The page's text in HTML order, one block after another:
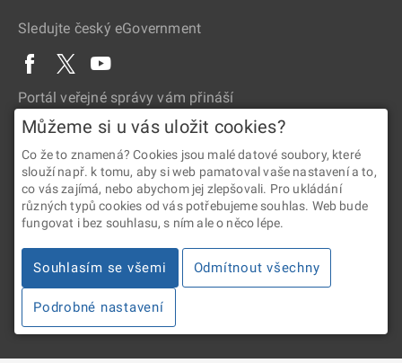
Sledujte český eGovernment
Portál veřejné správy vám přináší
2026 © Digitální a informační agentura • Informace jsou poskytovány
v souladu se zákonem č. 106/1999 Sb., o svobodném přístupu
Verze 4.2.288
Můžeme si u vás uložit cookies?
Co že to znamená? Cookies jsou malé datové soubory, které
slouží např. k tomu, aby si web pamatoval vaše nastavení a to,
co vás zajímá, nebo abychom jej zlepšovali. Pro ukládání
různých typů cookies od vás potřebujeme souhlas. Web bude
fungovat i bez souhlasu, s ním ale o něco lépe.
Souhlasím se všemi Odmítnout všechny
Podrobné nastavení